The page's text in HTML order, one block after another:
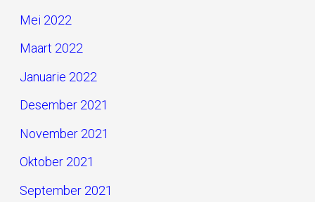
Mei 2022
Maart 2022
Januarie 2022
Desember 2021
November 2021
Oktober 2021
September 2021